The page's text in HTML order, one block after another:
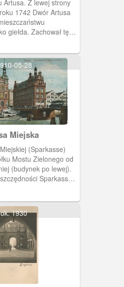
także jako Policja
Wykonano
remont wraz z
kamieniarki.
Za domem
Uniwersytetu
lewej strony
1742 Dwór Artusa
giełda. Zachował tę
05-28
Miejska
(Sparkasse)
Mostu Zielonego od
(budynek po lewej).
Sparkasse
się przy Piwnej
kasa
ok. 1930